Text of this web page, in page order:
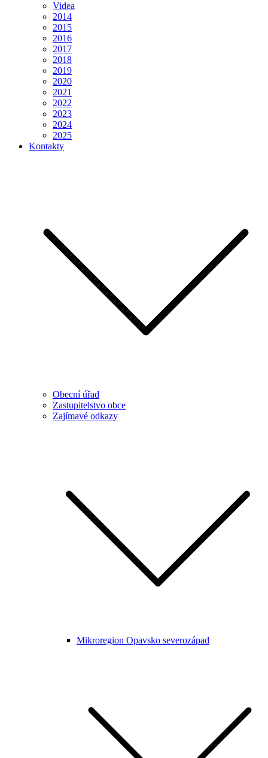
Videa
2014
2015
2016
2017
2018
2019
2020
2021
2022
2023
2024
2025
Kontakty
Obecní úřad
Zastupitelstvo obce
Zajímavé odkazy
Mikroregion Opavsko severozápad